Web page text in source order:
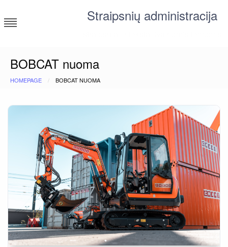
to
content
Straipsnių administracija
BOBCAT nuoma
HOMEPAGE BOBCAT NUOMA